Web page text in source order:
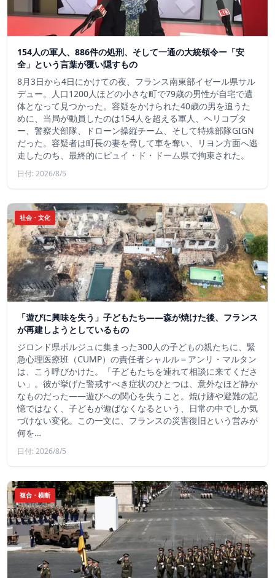
154人の軍人、886件の処刑、そして一通の大統領令ー「安
全」という言葉が覆い隠すもの
8月3日から4日にかけての夜、フランス南東部イゼール県サル
デュー。人口1200人ほどの小さな町で79歳の男性が自宅で遺
体となって見つかった。容疑をかけられた40歳の男を追うた
めに、当局が動員したのは154人を超える軍人、ヘリコプタ
ー、警察犬部隊、ドローン操縦チーム、そして特殊部隊GIGN
だった。容疑者は町長の妻を脅して車を奪い、リヨン方面へ逃
走したのち、最終的にピュイ・ド・ドーム県で拘束された。
日付: 2026/8/5
社会・文化
「遊びに興味を失う」子どもたち——森が焼けた後、フランス
が再建しようとしているもの
ジロンド県ポルジュに集まった300人の子どもの親たちに、緊
急心理医療班（CUMP）の責任者シャルル＝アンリ・マルタン
は、こう呼びかけた。「子どもたちを連れて相談に来てくださ
い」。彼が挙げた警戒すべき症状のひとつは、意外なほど静か
なものだった――遊びへの関心を失うこと。焼け跡や避難の記
憶ではなく、子どもが遊ばなくなるという、日常の中でしか気
づけない変化。この一文に、フランスの災害復旧という営みが
何を…
日付: 2026/8/5
複合・横断